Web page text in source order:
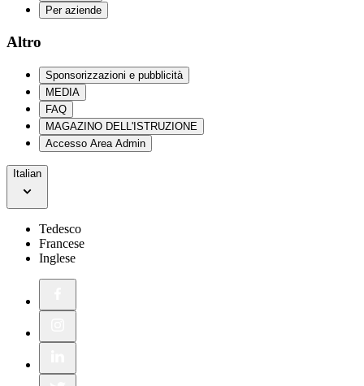
Per aziende
Altro
Sponsorizzazioni e pubblicità
MEDIA
FAQ
MAGAZINO DELL'ISTRUZIONE
Accesso Area Admin
Italian
Tedesco
Francese
Inglese